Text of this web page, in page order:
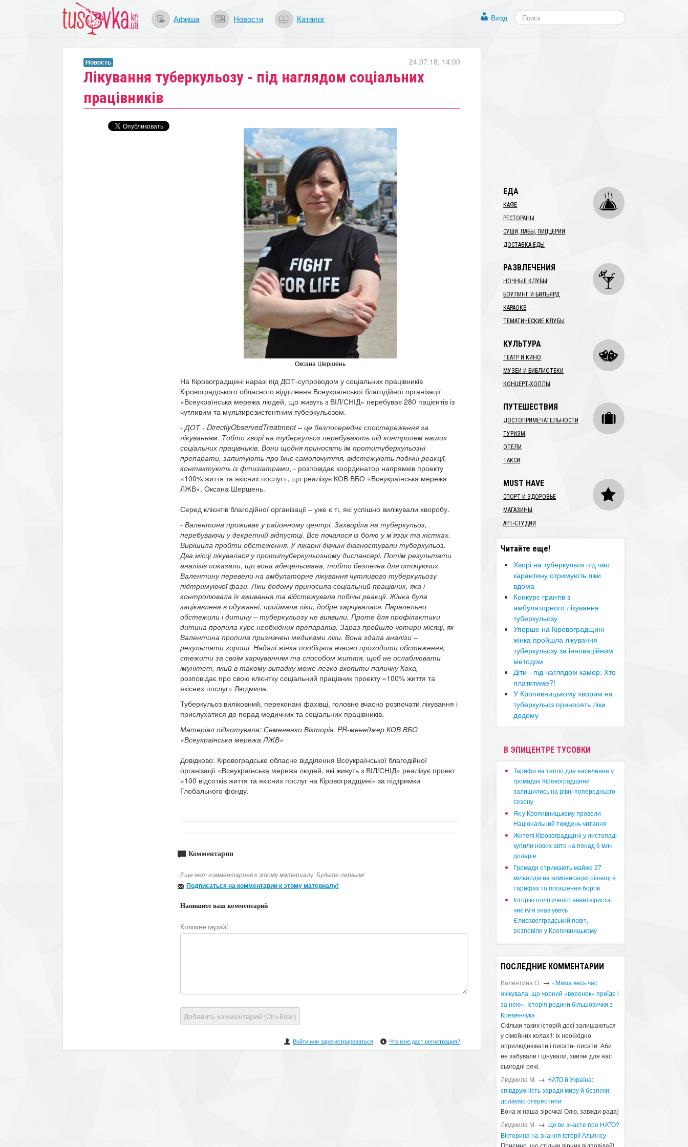
Афиша Новости Каталог Вход
Лікування туберкульозу - під наглядом соціальних
працівників
24.07.18, 14:00
Новость
Оксана Шершень
На Кіровоградщині наразі під ДОТ-супроводом у соціальних працівників
Кіровоградського обласного відділення Всеукраїнської благодійної організації
«Всеукраїнська мережа людей, що живуть з ВІЛ/СНІД» перебуває 280 пацієнтів із
чутливим та мультирезистентним туберкульозом.
- ДОТ - DirectlyObservedTreatment – це безпосереднє спостереження за
лікуванням. Тобто хворі на туберкульоз перебувають під контролем наших
соціальних працівників. Вони щодня приносять їм протитуберкульозні
препарати, запитують про їхнє самопочуття, відстежують побічні реакції,
контактують із фтизіатрами, - розповідає координатор напрямків проекту
«100% життя та якісних послуг», що реалізує КОВ ВБО «Всеукраїнська мережа
ЛЖВ», Оксана Шершень.
Серед клієнтів благодійної організації – уже є ті, які успішно вилікували хворобу.
- Валентина проживає у районному центрі. Захворіла на туберкульоз,
перебуваючи у декретній відпустці. Все почалося із болю у м’язах та кістках.
Вирішила пройти обстеження. У лікарні дівчині діагностували туберкульоз.
Два місці лікувалася у протитуберкульозному диспансері. Потім результати
аналізів показали, що вона абецельована, тобто безпечна для оточуючих.
Валентину перевели на амбулаторне лікування чутливого туберкульозу
підтримуючої фази. Ліки додому приносила соціальний працівник, яка і
контролювала їх вживання та відстежувала побічні реакції. Жінка була
зацікавлена в одужанні, приймала ліки, добре харчувалася. Паралельно
обстежили і дитину – туберкульозу не виявили. Проте для профілактики
дитина пропила курс необхідних препаратів. Зараз пройшло чотири місяці, як
Валентина пропила призначені медиками ліки. Вона здала аналізи –
результати хороші. Надалі жінка пообіцяла вчасно проходити обстеження,
стежити за своїм харчуванням та способом життя, щоб не ослаблювати
імунітет, який в такому випадку може легко вхопити паличку Коха, -
розповідає про свою клієнтку соціальний працівник проекту «100% життя та
якісних послуг» Людмила.
Туберкульоз виліковний, переконані фахівці, головне вчасно розпочати лікування і
прислухатися до порад медичних та соціальних працівників.
Матеріал підготувала: Семененко Вікторія, PR-менеджер КОВ ВБО
«Всеукраїнська мережа ЛЖВ»
Довідково: Кіровоградське обласне відділення Всеукраїнської благодійної
організації «Всеукраїнська мережа людей, які живуть з ВІЛ/СНІД» реалізує проект
«100 відсотків життя та якісних послуг на Кіровоградщині» за підтримки
Глобального фонду.
Комментарии
Еще нет комментариев к этому материалу. Будьте первым!
Подписаться на комментарии к этому материалу!
Напишите ваш комментарий
Комментарий:
Добавить комментарий (Ctrl+Enter)
Войти или зарегистрироваться Что мне даст регистрация?
ЕДА
КАФЕ
РЕСТОРАНЫ
СУШИ, ПАБЫ, ПИЦЦЕРИИ
ДОСТАВКА ЕДЫ
РАЗВЛЕЧЕНИЯ
НОЧНЫЕ КЛУБЫ
БОУЛИНГ И БИЛЬЯРД
КАРАОКЕ
ТЕМАТИЧЕСКИЕ КЛУБЫ
КУЛЬТУРА
ТЕАТР И КИНО
МУЗЕИ И БИБЛИОТЕКИ
КОНЦЕРТ-ХОЛЛЫ
ПУТЕШЕСТВИЯ
ДОСТОПРИМЕЧАТЕЛЬНОСТИ
ТУРИЗМ
ОТЕЛИ
ТАКСИ
MUST HAVE
СПОРТ И ЗДОРОВЬЕ
МАГАЗИНЫ
АРТ-СТУДИИ
Читайте еще!
​Хворі на туберкульоз під час
карантину отримують ліки
вдома
Конкурс грантів з
амбулаторного лікування
туберкульозу
​Уперше на Кіровоградщині
жінка пройшла лікування
туберкульозу за інноваційним
методом
Діти - під наглядом камер: Хто
платитиме?!
​У Кропивницькому хворим на
туберкульоз приносять ліки
додому
В ЭПИЦЕНТРЕ ТУСОВКИ
​Тарифи на тепло для населення у
громадах Кіровоградщини
залишились на рівні попереднього
сезону
​Як у Кропивницькому провели
Національний тиждень читання
​Жителі Кіровоградщині у листопаді
купили нових авто на понад 6 млн
доларів
​Громади отримають майже 27
мільярдів на компенсацію різниці в
тарифах та погашення боргів
Історію політичного авантюриста,
чиє ім’я знав увесь
Єлисаветградський повіт,
розповіли у Кропивницькому
ПОСЛЕДНИЕ КОММЕНТАРИИ
Валентина О. → «Мама весь час
очікувала, що чорний «воронок» приїде і
за нею». Історія родини більшовички з
Кременчука
Скільки таких історій досі залишаються
у сімейних колах!!! Іх необхідно
оприлюднювати і писати- писати. Аби
не забували і цінували, звичні для нас
сьогодні речі.
Людмила М. → ​НАТО й Україна:
співдружність заради миру й безпеки:
долаємо стереотипи
Вона ж наша зірочка! Олю, завжди рада)
Людмила М. → Що ви знаєте про НАТО?
Вікторина на знання історії Альянсу ​
Приємно, що стільки вірних відповідей!